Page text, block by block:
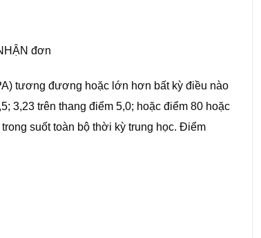
đơn
tương đương hoặc lớn hơn bất kỳ điều nào
3,23 trên thang điểm 5,0; hoặc điểm 80 hoặc
suốt toàn bộ thời kỳ trung học. Điểm